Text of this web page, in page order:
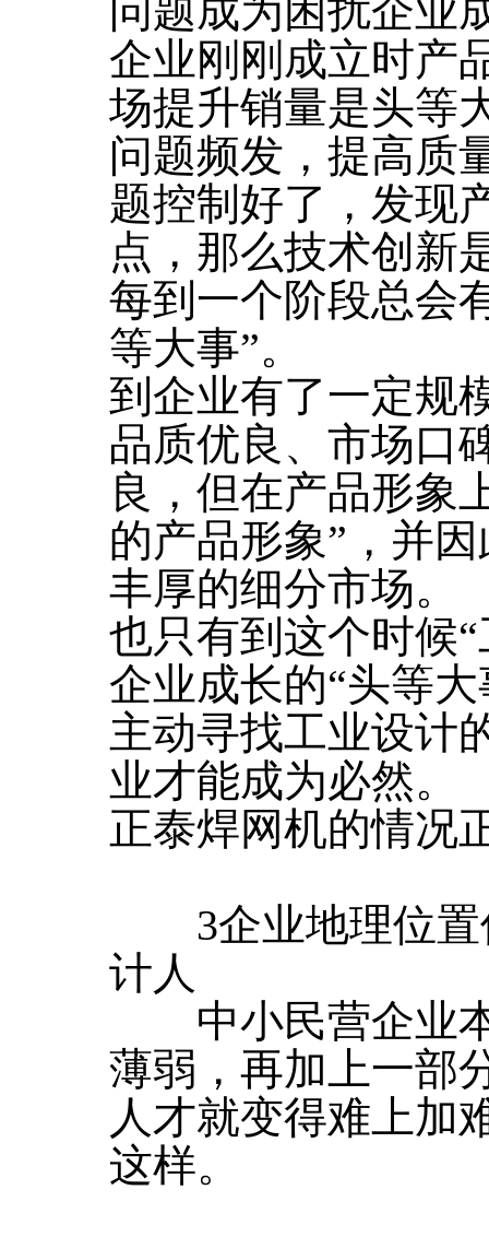
问题成为困扰企业
企业刚刚成立时产
场提升销量是头等
问题频发，提高质
题控制好了，发现
点，那么技术创
每到一个阶段总会
等大事”。
到企业有了一定规
品质优良、市场口
良，但在产品形象
的产品形象”，并
丰厚的细分市场。
也只有到这个时候
企业成长的“头等
主动寻找工业设计
业才能成为必然。
正泰焊网机的情况
3企业地理位置
计人
中小民营企业本
薄弱，再加上一部
人才就变得难上加
这样。